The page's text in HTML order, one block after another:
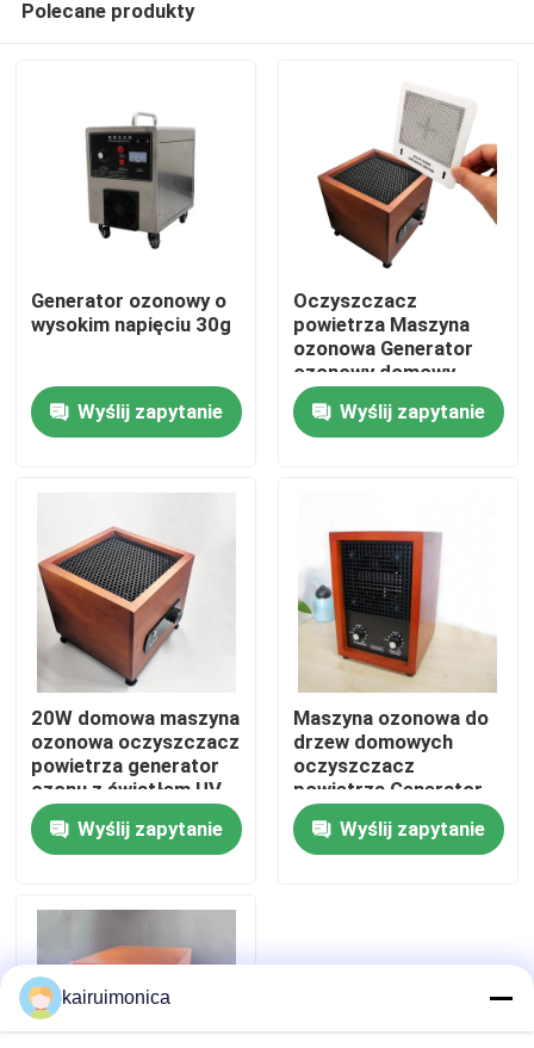
Produkty
Pokaz VR
O nas
Wycieczka po fabryce
Kontrola jakości
Aktualności
Poprosić o wycenę
Polecane produkty
Generator ozonowy o
wysokim napięciu 30g
Wyślij zapytanie
Oczyszczacz
powietrza Maszyna
ozonowa Generator
ozonowy domowy
Przenośny typ
drewnianyWyślij zapytanie
20W domowa maszyna
ozonowa oczyszczacz
powietrza generator
ozonu z światłem UV
Wyślij zapytanie
Maszyna ozonowa do
drzew domowych
oczyszczacz
powietrza Generator
ozonu 500 mg CE
zatwierdzony
Wyślij zapytanie
kairuimonica